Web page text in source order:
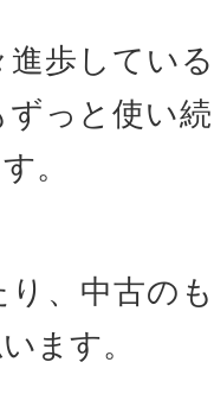
歩してい
っと使い
。
、中古の
ます。